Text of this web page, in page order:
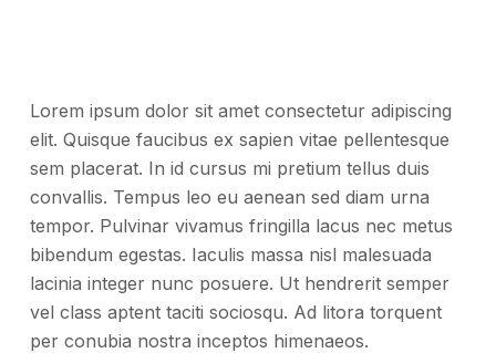
Lorem ipsum dolor sit amet consectetur adipiscing
elit. Quisque faucibus ex sapien vitae pellentesque
sem placerat. In id cursus mi pretium tellus duis
convallis. Tempus leo eu aenean sed diam urna
tempor. Pulvinar vivamus fringilla lacus nec metus
bibendum egestas. Iaculis massa nisl malesuada
lacinia integer nunc posuere. Ut hendrerit semper
vel class aptent taciti sociosqu. Ad litora torquent
per conubia nostra inceptos himenaeos.